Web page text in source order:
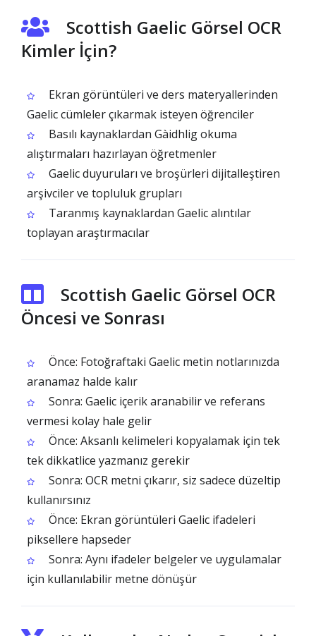
Scottish Gaelic Görsel OCR
Kimler İçin?
Ekran görüntüleri ve ders materyallerinden
Gaelic cümleler çıkarmak isteyen öğrenciler
Basılı kaynaklardan Gàidhlig okuma
alıştırmaları hazırlayan öğretmenler
Gaelic duyuruları ve broşürleri dijitalleştiren
arşivciler ve topluluk grupları
Taranmış kaynaklardan Gaelic alıntılar
toplayan araştırmacılar
Scottish Gaelic Görsel OCR
Öncesi ve Sonrası
Önce: Fotoğraftaki Gaelic metin notlarınızda
aranamaz halde kalır
Sonra: Gaelic içerik aranabilir ve referans
vermesi kolay hale gelir
Önce: Aksanlı kelimeleri kopyalamak için tek
tek dikkatlice yazmanız gerekir
Sonra: OCR metni çıkarır, siz sadece düzeltip
kullanırsınız
Önce: Ekran görüntüleri Gaelic ifadeleri
piksellere hapseder
Sonra: Aynı ifadeler belgeler ve uygulamalar
için kullanılabilir metne dönüşür